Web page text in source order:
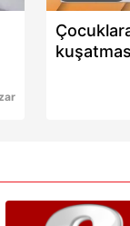
kullanılan